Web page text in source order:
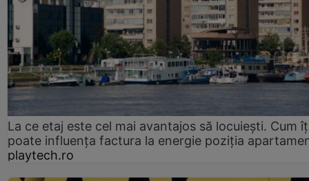
La ce etaj este cel mai avantajos să locuiești. Cum
poate influența factura la energie poziția
playtech.ro